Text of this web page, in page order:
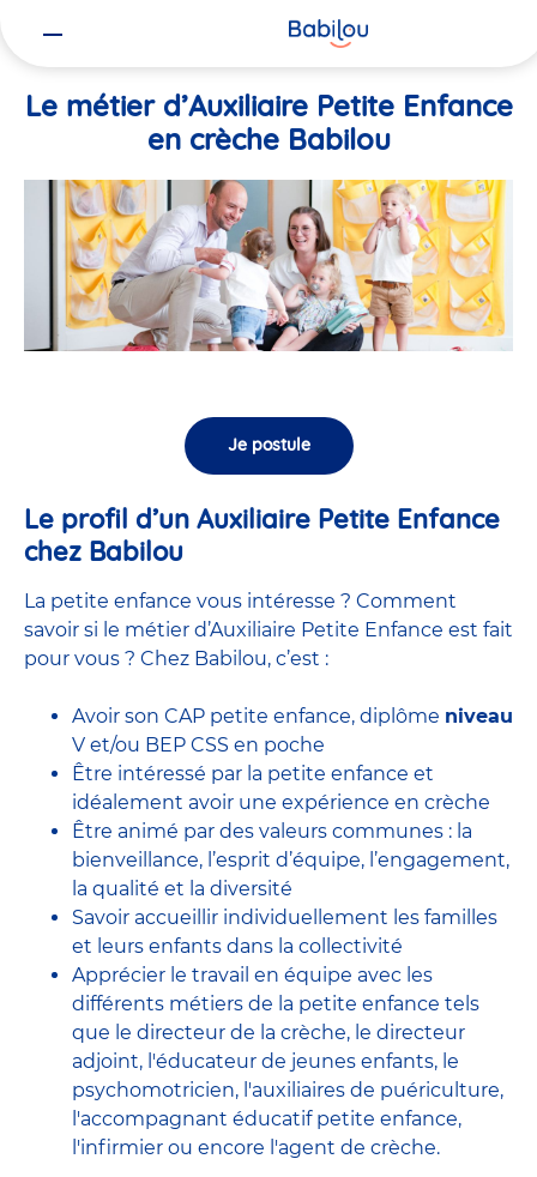
Le métier d’Auxiliaire Petite Enfance
en crèche Babilou
Je postule
Le profil d’un Auxiliaire Petite Enfance
chez Babilou
La petite enfance vous intéresse ? Comment
savoir si le métier d’Auxiliaire Petite Enfance est fait
pour vous ? Chez Babilou, c’est :
Avoir son CAP petite enfance, diplôme niveau
V et/ou BEP CSS en poche
Être intéressé par la petite enfance et
idéalement avoir une expérience en crèche
Être animé par des valeurs communes : la
bienveillance, l’esprit d’équipe, l’engagement,
la qualité et la diversité
Savoir accueillir individuellement les familles
et leurs enfants dans la collectivité
Apprécier le travail en équipe avec les
différents métiers de la petite enfance tels
que le directeur de la crèche, le directeur
adjoint, l'éducateur de jeunes enfants, le
psychomotricien, l'auxiliaires de puériculture,
l'accompagnant éducatif petite enfance,
l'infirmier ou encore l'agent de crèche.